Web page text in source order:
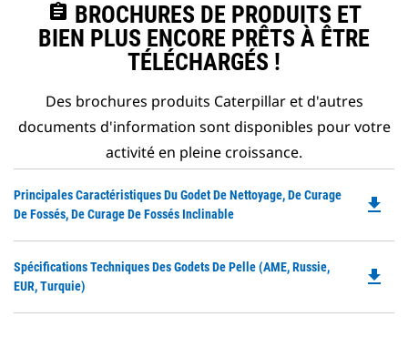
assignment BROCHURES DE PRODUITS ET
BIEN PLUS ENCORE PRÊTS À ÊTRE
TÉLÉCHARGÉS !
Des brochures produits Caterpillar et d'autres
documents d'information sont disponibles pour votre
activité en pleine croissance.
Principales Caractéristiques Du Godet De Nettoyage, De Curage
De Fossés, De Curage De Fossés Inclinable
file_download
Spécifications Techniques Des Godets De Pelle (AME, Russie,
EUR, Turquie)
file_download